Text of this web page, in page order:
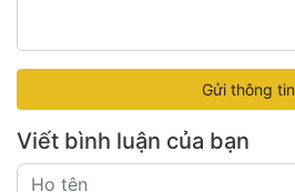
Gửi thông tin
Viết bình luận của bạn